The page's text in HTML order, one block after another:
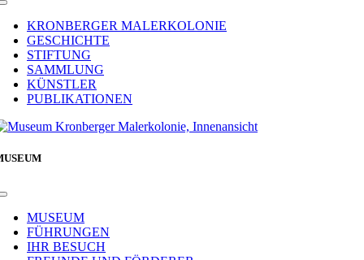
Toggle
NavigationKRONBERGER MALERKOLONIE
GESCHICHTE
STIFTUNG
SAMMLUNG
KÜNSTLER
PUBLIKATIONEN
Toggle
NavigationMUSEUM
FÜHRUNGEN
IHR BESUCH